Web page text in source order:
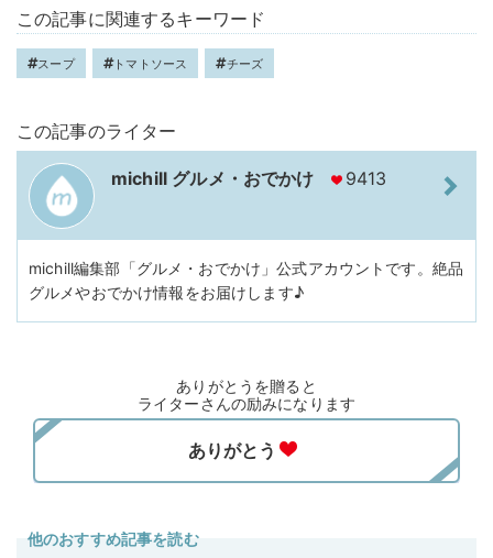
この記事に関連するキーワード
スープ トマトソース チーズ
この記事のライター
michill グルメ・おでかけ 9413
michill編集部「グルメ・おでかけ」公式アカウントです。絶品
グルメやおでかけ情報をお届けします♪
ありがとうを贈ると
ライターさんの励みになります
他のおすすめ記事を読む